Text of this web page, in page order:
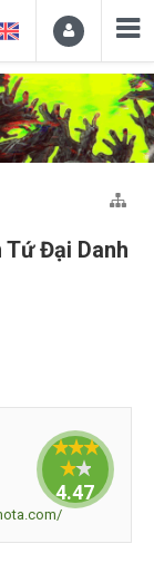
Tứ Đại Danh
4.47619